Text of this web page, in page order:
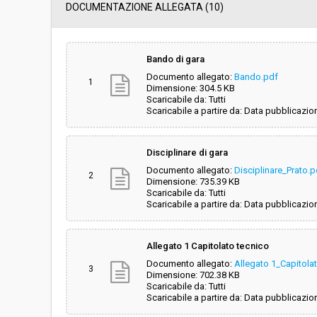
Data pubblicazione:
Svolgimento: Gara in busta
Responsabile attuale:
FONDAZIONE
DOCUMENTAZIONE ALLEGATA (10)
1
Bando di gara
Documento allegato: Bando.pdf
Dimensione: 304.5 KB
Scaricabile da: Tutti
Scaricabile a partire da: Data
2
Disciplinare di gara
Documento allegato:
Dimensione: 735.39 KB
Scaricabile da: Tutti
Scaricabile a partire da: Data
3
Allegato 1 Capitolato tecnico
Documento allegato: Allegato
Dimensione: 702.38 KB
Scaricabile da: Tutti
Scaricabile a partire da: Data